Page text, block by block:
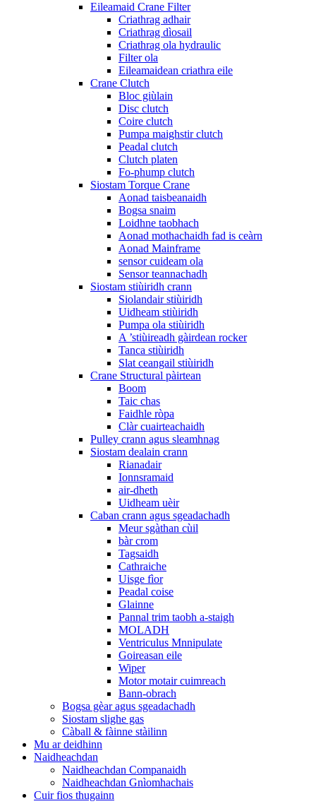
Eileamaid Crane Filter
Criathrag adhair
Criathrag dìosail
Criathrag ola hydraulic
Filter ola
Eileamaidean criathra eile
Crane Clutch
Bloc giùlain
Disc clutch
Coire clutch
Pumpa maighstir clutch
Peadal clutch
Clutch platen
Fo-phump clutch
Siostam Torque Crane
Aonad taisbeanaidh
Bogsa snaim
Loidhne taobhach
Aonad mothachaidh fad is ceàrn
Aonad Mainframe
sensor cuideam ola
Sensor teannachadh
Siostam stiùiridh crann
Siolandair stiùiridh
Uidheam stiùiridh
Pumpa ola stiùiridh
A ’stiùireadh gàirdean rocker
Tanca stiùiridh
Slat ceangail stiùiridh
Crane Structural pàirtean
Boom
Taic chas
Faidhle ròpa
Clàr cuairteachaidh
Pulley crann agus sleamhnag
Siostam dealain crann
Rianadair
Ionnsramaid
air-dheth
Uidheam uèir
Caban crann agus sgeadachadh
Meur sgàthan cùil
bàr crom
Tagsaidh
Cathraiche
Uisge fìor
Peadal coise
Glainne
Pannal trim taobh a-staigh
MOLADH
Ventriculus Mnnipulate
Goireasan eile
Wiper
Motor motair cuimreach
Bann-obrach
Bogsa gèar agus sgeadachadh
Siostam slighe gas
Càball & fàinne stàilinn
Mu ar deidhinn
Naidheachdan
Naidheachdan Companaidh
Naidheachdan Gnìomhachais
Cuir fios thugainn